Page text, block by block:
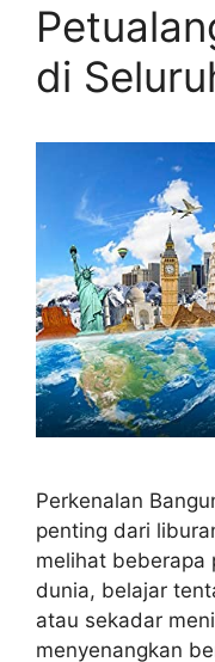
di
Perkenalan
penting dari
melihat beberapa
dunia, belajar
atau sekadar
menyenangkan